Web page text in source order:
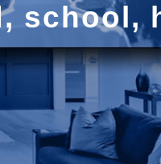
school,